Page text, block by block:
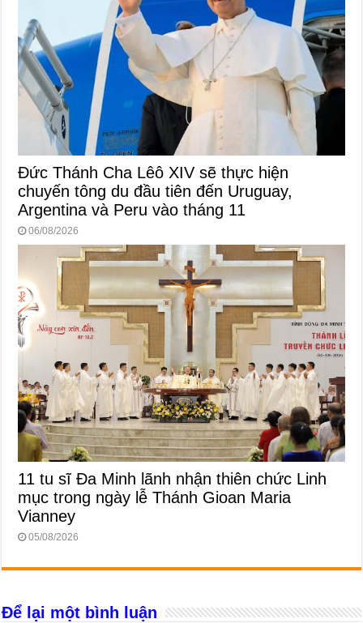
Đức Thánh Cha Lêô XIV sẽ thực hiện
chuyến tông du đầu tiên đến Uruguay,
Argentina và Peru vào tháng 11
06/08/2026
11 tu sĩ Đa Minh lãnh nhận thiên chức Linh
mục trong ngày lễ Thánh Gioan Maria
Vianney
05/08/2026
Để lại một bình luận